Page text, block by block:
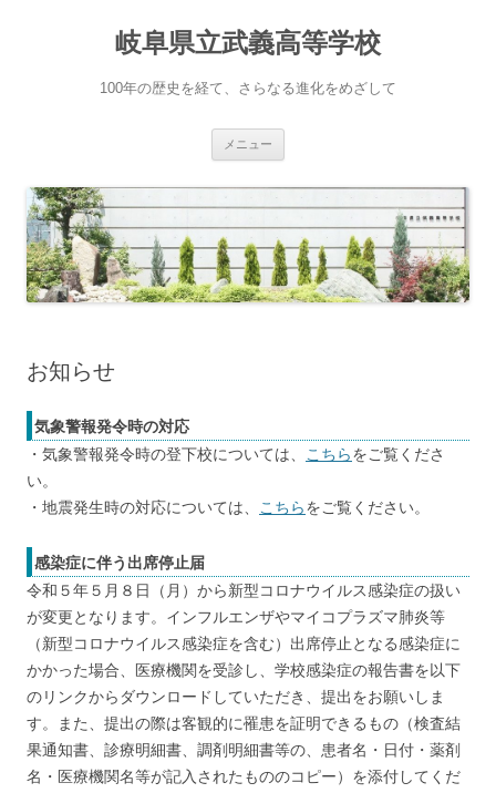
岐阜県立武義高等学校
100年の歴史を経て、さらなる進化をめざして
メニュー
へ
ス
キ
ッ
プ
お知らせ
気象警報発令時の対応
・気象警報発令時の登下校については、
こちらをご覧くださ
い。
・地震発生時の対応については、
こちらをご覧ください。
感染症に伴う出席停止届
令和５年５月８日（月）から新型コロナウイルス感染症の扱い
が変更となります。インフルエンザやマイコプラズマ肺炎等
（新型コロナウイルス感染症を含む）出席停止となる感染症に
かかった場合、医療機関を受診し、学校感染症の報告書を以下
のリンクからダウンロードしていただき、提出をお願いしま
す。また、提出の際は客観的に罹患を証明できるもの（検査結
果通知書、診療明細書、調剤明細書等の、患者名・日付・薬剤
名・医療機関名等が記入されたもののコピー）を添付してくだ